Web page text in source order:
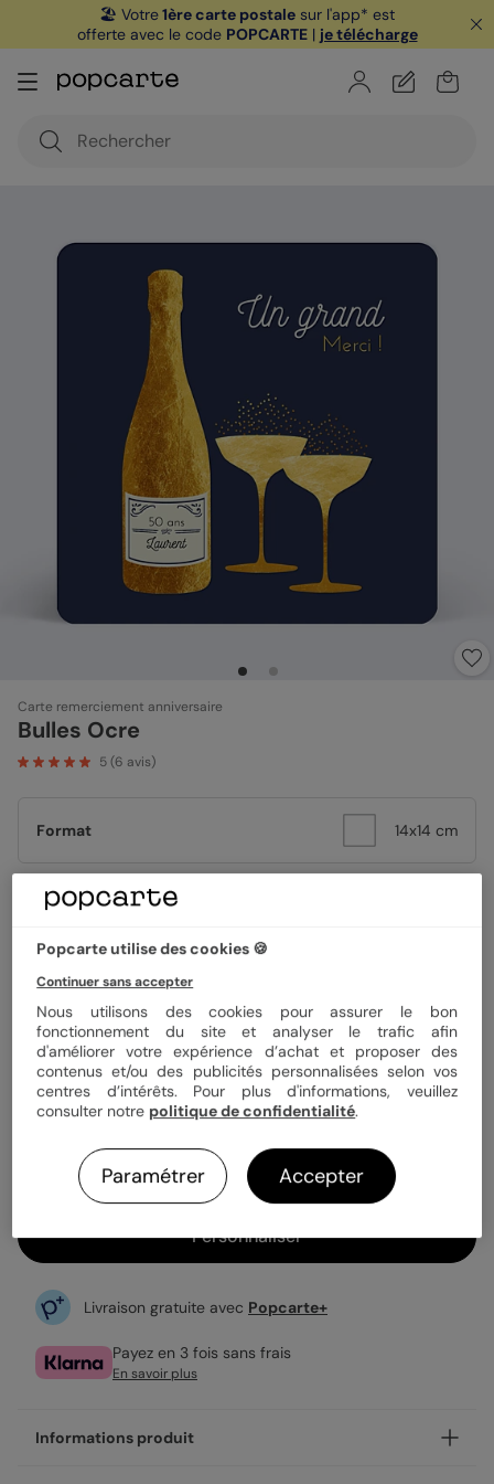
🏖️ Votre1ère carte postale sur l'app* est
offerte avec le code POPCARTE| je télécharge
Carte remerciement anniversaire
Bulles Ocre
5(6 avis)
Format 14x14 cm
Quantité
1,23 €
Enveloppe blanche offerte
Expédition rapide en 24h
Personnaliser
Livraison gratuite avec Popcarte+
Payez en 3 fois sans frais
En savoir plus
Informations produit
Popcarte utilise des cookies 🍪
Continuer sans accepter
Nous utilisons des cookies pour assurer le bon
fonctionnement du site et analyser le trafic afin
d'améliorer votre expérience d’achat et proposer des
contenus et/ou des publicités personnalisées selon vos
centres d’intérêts. Pour plus d'informations, veuillez
consulter notre politique de confidentialité.
Paramétrer Accepter